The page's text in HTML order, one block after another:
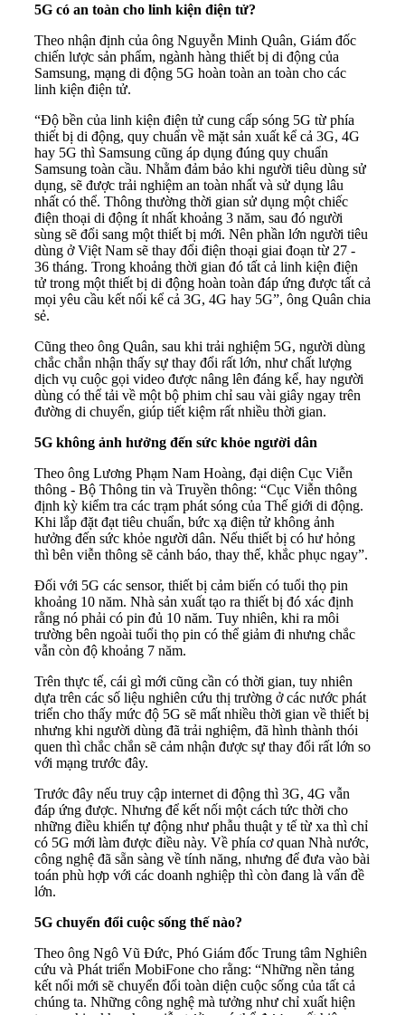
5G có an toàn cho linh kiện điện tử?
Theo nhận định của ông Nguyễn Minh Quân, Giám đốc
chiến lược sản phẩm, ngành hàng thiết bị di động của
Samsung, mạng di động 5G hoàn toàn an toàn cho các
linh kiện điện tử.
“Độ bền của linh kiện điện tử cung cấp sóng 5G từ phía
thiết bị di động, quy chuẩn về mặt sản xuất kể cả 3G, 4G
hay 5G thì Samsung cũng áp dụng đúng quy chuẩn
Samsung toàn cầu. Nhằm đảm bảo khi người tiêu dùng sử
dụng, sẽ được trải nghiệm an toàn nhất và sử dụng lâu
nhất có thể. Thông thường thời gian sử dụng một chiếc
điện thoại di động ít nhất khoảng 3 năm, sau đó người
sùng sẽ đổi sang một thiết bị mới. Nên phần lớn người tiêu
dùng ở Việt Nam sẽ thay đổi điện thoại giai đoạn từ 27 -
36 tháng. Trong khoảng thời gian đó tất cả linh kiện điện
tử trong một thiết bị di động hoàn toàn đáp ứng được tất cả
mọi yêu cầu kết nối kể cả 3G, 4G hay 5G”, ông Quân chia
sẻ.
Cũng theo ông Quân, sau khi trải nghiệm 5G, người dùng
chắc chắn nhận thấy sự thay đổi rất lớn, như chất lượng
dịch vụ cuộc gọi video được nâng lên đáng kể, hay người
dùng có thể tải về một bộ phim chỉ sau vài giây ngay trên
đường di chuyển, giúp tiết kiệm rất nhiều thời gian.
5G không ảnh hưởng đến sức khỏe người dân
Theo ông Lương Phạm Nam Hoàng, đại diện Cục Viễn
thông - Bộ Thông tin và Truyền thông: “Cục Viễn thông
định kỳ kiểm tra các trạm phát sóng của Thế giới di động.
Khi lắp đặt đạt tiêu chuẩn, bức xạ điện tử không ảnh
hưởng đến sức khỏe người dân. Nếu thiết bị có hư hỏng
thì bên viễn thông sẽ cảnh báo, thay thế, khắc phục ngay”.
Đối với 5G các sensor, thiết bị cảm biến có tuổi thọ pin
khoảng 10 năm. Nhà sản xuất tạo ra thiết bị đó xác định
rằng nó phải có pin đủ 10 năm. Tuy nhiên, khi ra môi
trường bên ngoài tuổi thọ pin có thể giảm đi nhưng chắc
vẫn còn độ khoảng 7 năm.
Trên thực tế, cái gì mới cũng cần có thời gian, tuy nhiên
dựa trên các số liệu nghiên cứu thị trường ở các nước phát
triển cho thấy mức độ 5G sẽ mất nhiều thời gian về thiết bị
nhưng khi người dùng đã trải nghiệm, đã hình thành thói
quen thì chắc chắn sẽ cảm nhận được sự thay đổi rất lớn so
với mạng trước đây.
Trước đây nếu truy cập internet di động thì 3G, 4G vẫn
đáp ứng được. Nhưng để kết nối một cách tức thời cho
những điều khiển tự động như phẫu thuật y tế từ xa thì chỉ
có 5G mới làm được điều này. Về phía cơ quan Nhà nước,
công nghệ đã sẵn sàng về tính năng, nhưng để đưa vào bài
toán phù hợp với các doanh nghiệp thì còn đang là vấn đề
lớn.
5G chuyển đổi cuộc sống thế nào?
Theo ông Ngô Vũ Đức, Phó Giám đốc Trung tâm Nghiên
cứu và Phát triển MobiFone cho rằng: “Những nền tảng
kết nối mới sẽ chuyển đổi toàn diện cuộc sống của tất cả
chúng ta. Những công nghệ mà tưởng như chỉ xuất hiện